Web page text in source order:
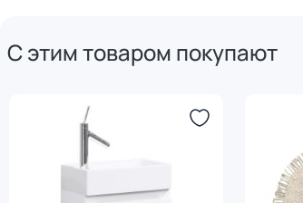
С этим товаром покупают